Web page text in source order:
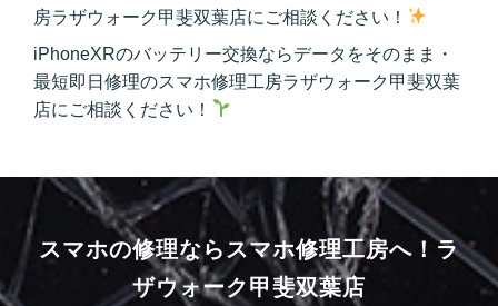
房ラザウォーク甲斐双葉店にご相談ください！
iPhoneXRのバッテリー交換ならデータをそのまま・
最短即日修理のスマホ修理工房ラザウォーク甲斐双葉
店にご相談ください！
スマホの修理ならスマホ修理工房へ！ラ
ザウォーク甲斐双葉店